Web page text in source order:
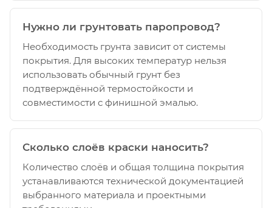
Нужно ли грунтовать паропровод?
Необходимость грунта зависит от системы
покрытия. Для высоких температур нельзя
использовать обычный грунт без
подтверждённой термостойкости и
совместимости с финишной эмалью.
Сколько слоёв краски наносить?
Количество слоёв и общая толщина покрытия
устанавливаются технической документацией
выбранного материала и проектными